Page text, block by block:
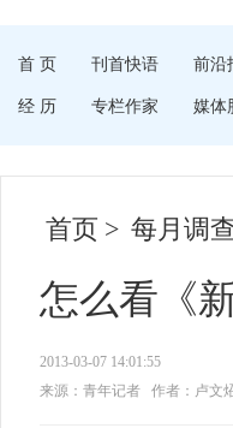
首 页 刊首快语 前沿
经 历 专栏作家 媒体
首页 > 每月调
怎么看《
2013-03-07 14:01:55
来源：青年记者
作者：卢文